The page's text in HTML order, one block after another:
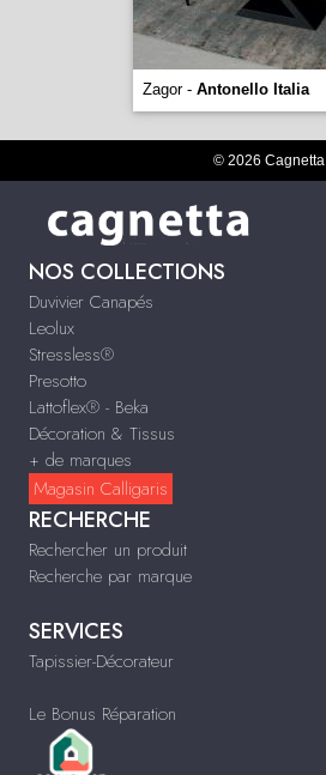
Zagor - Antonello Italia
© 2026 Cagnetta
NOS COLLECTIONS
Duvivier Canapés
Leolux
Stressless®
Presotto
Lattoflex® - Beka
Décoration & Tissus
+ de marques
Magasin Calligaris
RECHERCHE
Rechercher un produit
Recherche par marque
SERVICES
Tapissier-Décorateur
Le Bonus Réparation